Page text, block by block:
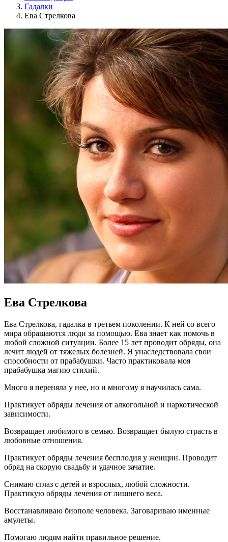
Гадалки
Ева Стрелкова
Ева Стрелкова
Ева Стрелкова, гадалка в третьем поколении. К ней со всего
мира обращаются люди за помощью. Ева знает как помочь в
любой сложной ситуации. Более 15 лет проводит обряды, она
лечит людей от тяжелых болезней. Я унаследствовала свои
способности от прабабушки. Часто практиковала моя
прабабушка магию стихий.
Много я переняла у нее, но и многому я научилась сама.
Практикует обряды лечения от алкогольной и наркотической
зависимости.
Возвращает любимого в семью. Возвращает былую страсть в
любовные отношения.
Практикует обряды лечения бесплодия у женщин. Проводит
обряд на скорую свадьбу и удачное зачатие.
Снимаю сглаз с детей и взрослых, любой сложности.
Практикую обряды лечения от лишнего веса.
Восстанавливаю биополе человека. Заговариваю именные
амулеты.
Помогаю людям найти правильное решение.